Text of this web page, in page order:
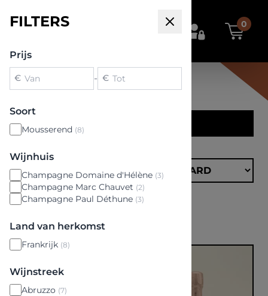
0
FILTERS
Prijs
€ - €
Soort
Mousserend (8)
Wijnhuis
Champagne Domaine d'Hélène (3)
Champagne Marc Chauvet (2)
Champagne Paul Déthune (3)
Land van herkomst
Frankrijk (8)
Wijnstreek
Abruzzo (7)
ONZE
WIJNEN
Champagne Wis alles